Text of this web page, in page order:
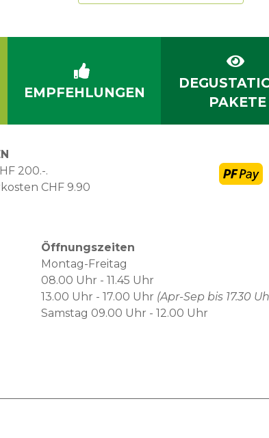
EMPFEHLUNGEN
PAKETE
200.-.
CHF 9.90
Öffnungszeiten
Montag-Freitag
08.00 Uhr - 11.45 Uhr
13.00 Uhr - 17.00 Uhr (Apr-Sep bis 17.30
Samstag 09.00 Uhr - 12.00 Uhr